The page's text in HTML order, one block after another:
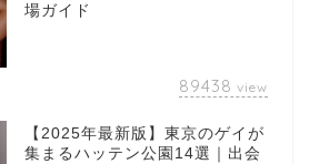
場ガイド
89438 view
【2025年最新版】東京のゲイが
集まるハッテン公園14選｜出会